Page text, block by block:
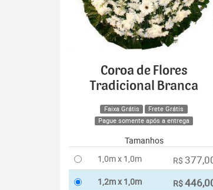
Coroa de Flores
Tradicional Branca
Faixa Grátis
Frete Grátis
Pague somente após a entrega
Tamanhos
1,0m x 1,0m
R$
1,2m x 1,0m R$